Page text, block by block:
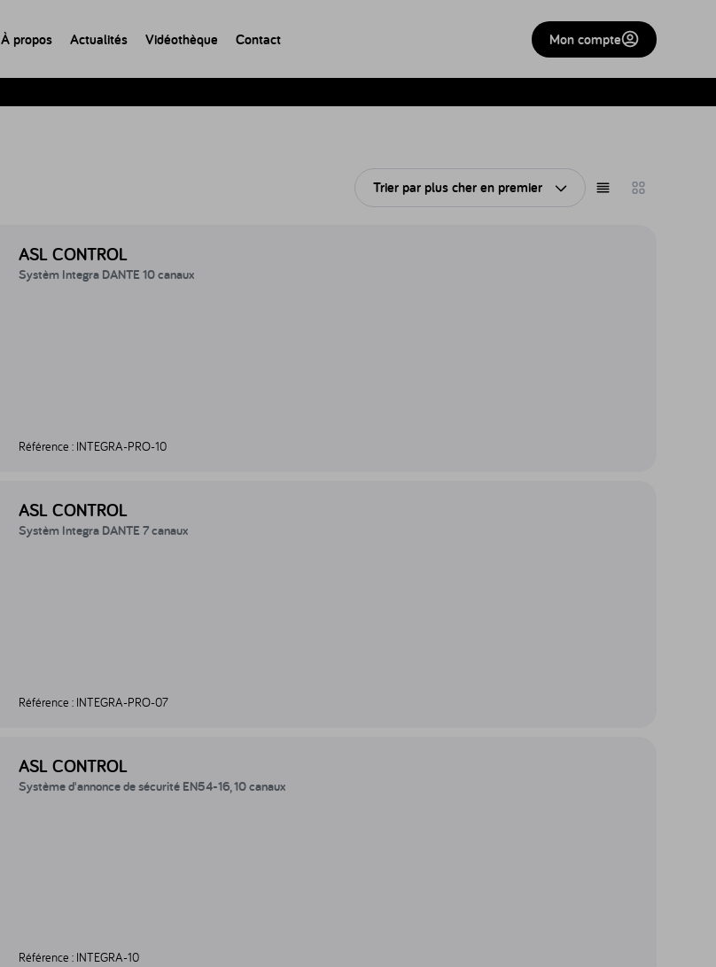
À propos Actualités Vidéothèque Contact Mon compte
Trier par plus cher en premier Ouvrir le triAfficher en liste
Afficher en
ASL CONTROL
Systèm Integra DANTE 10 canaux
Référence : INTEGRA-PRO-10
ASL CONTROL
Systèm Integra DANTE 7 canaux
Référence : INTEGRA-PRO-07
ASL CONTROL
Système d'annonce de sécurité EN54-16, 10 canaux
Référence : INTEGRA-10